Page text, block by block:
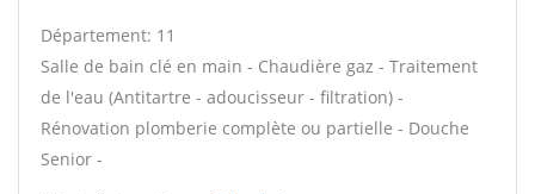
Département: 11
Salle de bain clé en main - Chaudière gaz - Traitement
de l'eau (Antitartre - adoucisseur - filtration) -
Rénovation plomberie complète ou partielle - Douche
Senior -